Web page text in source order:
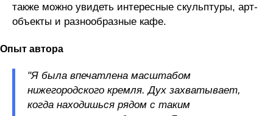
также можно увидеть интересные скульптуры, арт-
объекты и разнообразные кафе.
Опыт автора
"Я была впечатлена масштабом
нижегородского кремля. Дух захватывает,
когда находишься рядом с таким